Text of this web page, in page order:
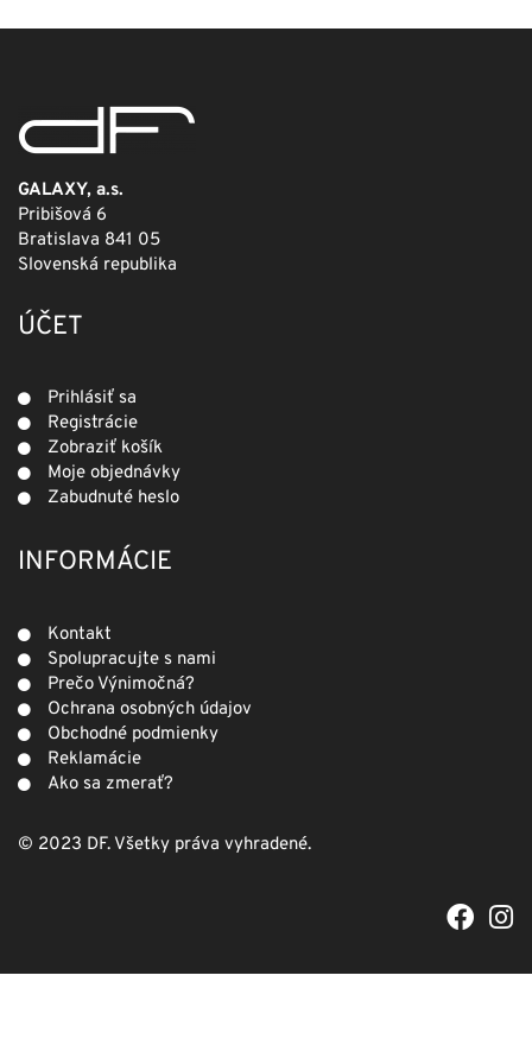
GALAXY, a.s.
Pribišová 6
Bratislava 841 05
Slovenská republika
ÚČET
Prihlásiť sa
Registrácie
Zobraziť košík
Moje objednávky
Zabudnuté heslo
INFORMÁCIE
Kontakt
Spolupracujte s nami
Prečo Výnimočná?
Ochrana osobných údajov
Obchodné podmienky
Reklamácie
Ako sa zmerať?
© 2023 DF. Všetky práva vyhradené.
F
a
e
I
n
t